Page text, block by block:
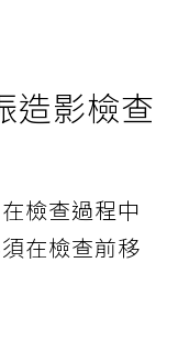
造影檢查
檢查過程中
在檢查前移